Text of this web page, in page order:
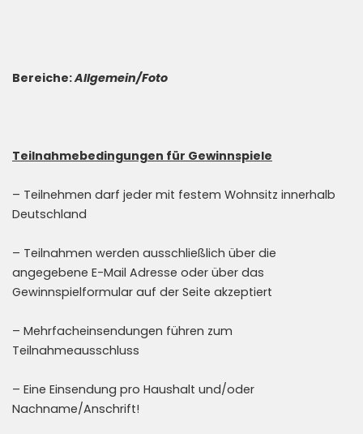
Bereiche:Allgemein/Foto
Teilnahmebedingungen für Gewinnspiele
– Teilnehmen darf jeder mit festem Wohnsitz innerhalb
Deutschland
– Teilnahmen werden ausschließlich über die
angegebene E-Mail Adresse oder über das
Gewinnspielformular auf der Seite akzeptiert
– Mehrfacheinsendungen führen zum
Teilnahmeausschluss
– Eine Einsendung pro Haushalt und/oder
Nachname/Anschrift!